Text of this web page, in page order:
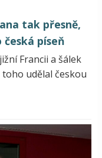
tak přesně,
česká píseň
Francii a šálek
udělal českou